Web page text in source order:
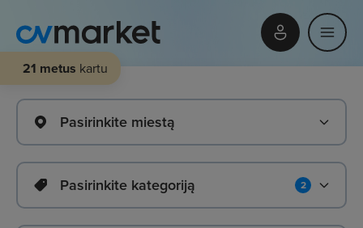
21 metus kartu
Pasirinkite miestą
Pasirinkite kategoriją 2